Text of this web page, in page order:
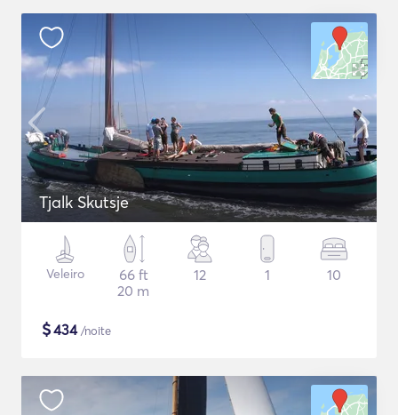
Tjalk Skutsje
Veleiro
66 ft
20 m
12 1 10
$434/noite